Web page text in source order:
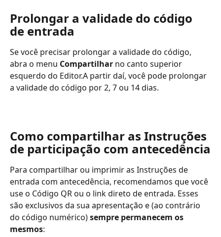
Prolongar a validade do código
de entrada
Se você precisar prolongar a validade do código,
abra o menu Compartilhar no canto superior
esquerdo do Editor.A partir daí, você pode prolongar
a validade do código por 2, 7 ou 14 dias.
Como compartilhar as Instruções
de participação com antecedência
Para compartilhar ou imprimir as Instruções de
entrada com antecedência, recomendamos que você
use o Código QR ou o link direto de entrada. Esses
são exclusivos da sua apresentação e (ao contrário
do código numérico) sempre permanecem os
mesmos: